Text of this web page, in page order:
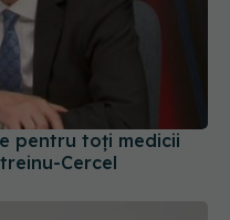
pentru toţi medicii
Cercel